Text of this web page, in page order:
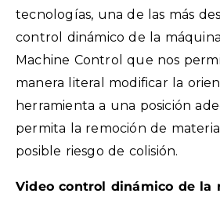
tecnologías, una de las más
control dinámico de la
Machine Control que nos
manera literal modificar la
herramienta a una posición
permita la remoción de
posible riesgo de colisión.
Video control dinámico de la